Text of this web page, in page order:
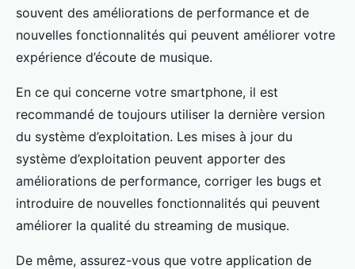
souvent des améliorations de performance et de
nouvelles fonctionnalités qui peuvent améliorer votre
expérience d’écoute de musique.
En ce qui concerne votre smartphone, il est
recommandé de toujours utiliser la dernière version
du système d’exploitation. Les mises à jour du
système d’exploitation peuvent apporter des
améliorations de performance, corriger les bugs et
introduire de nouvelles fonctionnalités qui peuvent
améliorer la qualité du streaming de musique.
De même, assurez-vous que votre application de